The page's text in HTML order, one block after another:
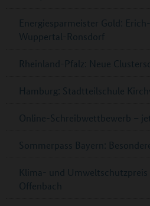
Energiesparmeister Gold:
Wuppertal-Ronsdorf
Rheinland-Pfalz: Neue
Hamburg: Stadtteilschule
Online-Schreibwettbewerb –
Sommerpass Bayern:
Klima- und
Offenbach